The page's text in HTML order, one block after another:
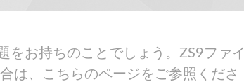
をお持ちのことでしょう。ZS9ファイ
は、こちらのページをご参照くださ